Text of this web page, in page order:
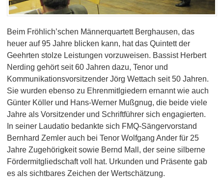
Beim Fröhlich’schen Männerquartett Berghausen, das
heuer auf 95 Jahre blicken kann, hat das Quintett der
Geehrten stolze Leistungen vorzuweisen. Bassist Herbert
Nerding gehört seit 60 Jahren dazu, Tenor und
Kommunikationsvorsitzender Jörg Wettach seit 50 Jahren.
Sie wurden ebenso zu Ehrenmitlgiedern ernannt wie auch
Günter Köller und Hans-Werner Mußgnug, die beide viele
Jahre als Vorsitzender und Schriftführer sich engagierten.
In seiner Laudatio bedankte sich FMQ-Sängervorstand
Bernhard Zemler auch bei Tenor Wolfgang Ander für 25
Jahre Zugehörigkeit sowie Bernd Mall, der seine silberne
Fördermitgliedschaft voll hat. Urkunden und Präsente gab
es als sichtbares Zeichen der Wertschätzung.